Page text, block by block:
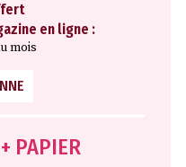
en ligne :
mois
PAPIER